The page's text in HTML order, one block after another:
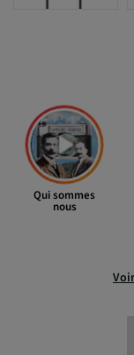
Qui sommes
nous